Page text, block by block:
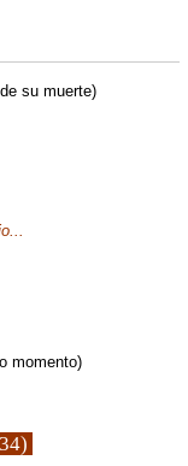
su muerte)
momento)